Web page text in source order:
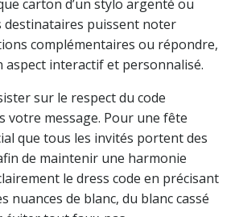
carton d’un stylo argenté ou
destinataires puissent noter
complémentaires ou répondre,
interactif et personnalisé.
sur le respect du code
votre message. Pour une fête
que tous les invités portent des
de maintenir une harmonie
le dress code en précisant
nuances de blanc, du blanc cassé